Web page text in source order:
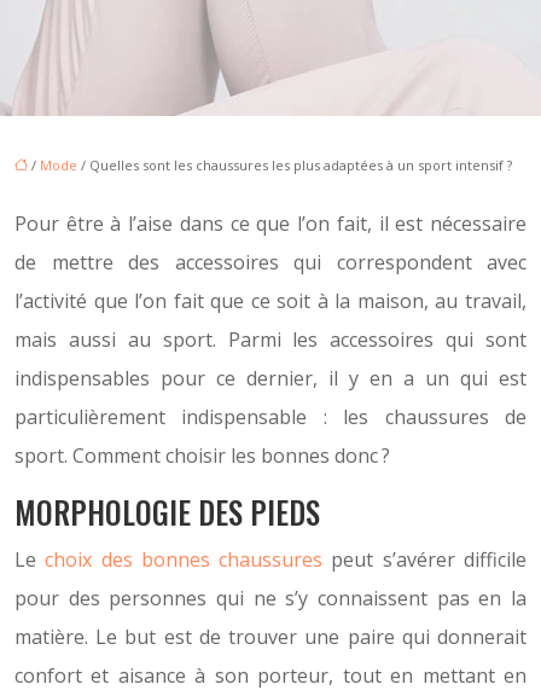
/ Mode / Quelles sont les chaussures les plus adaptées à un sport intensif ?
Pour être à l’aise dans ce que l’on fait, il est nécessaire
de mettre des accessoires qui correspondent avec
l’activité que l’on fait que ce soit à la maison, au travail,
mais aussi au sport. Parmi les accessoires qui sont
indispensables pour ce dernier, il y en a un qui est
particulièrement indispensable : les chaussures de
sport. Comment choisir les bonnes donc ?
MORPHOLOGIE DES PIEDS
Lechoix des bonnes chaussures peut s’avérer difficile
pour des personnes qui ne s’y connaissent pas en la
matière. Le but est de trouver une paire qui donnerait
confort et aisance à son porteur, tout en mettant en